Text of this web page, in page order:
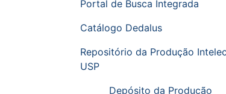
Portal de Busca Integrada
Catálogo Dedalus
Repositório da Produção
USP
Depósito da Produção